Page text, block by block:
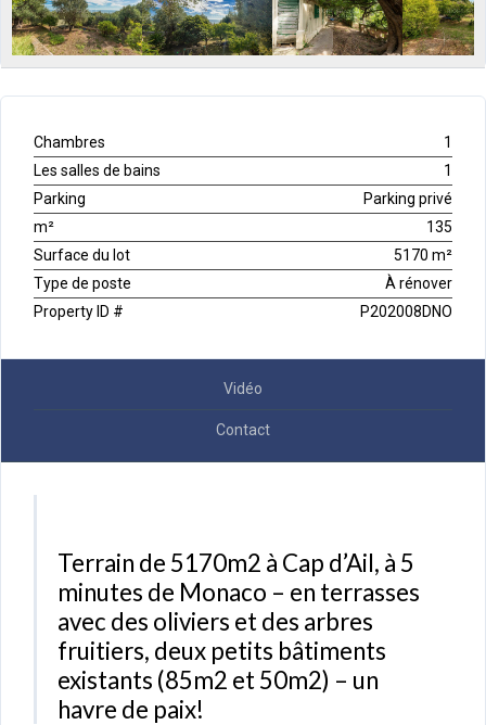
Chambres
1
Les salles de bains
1
Parking
Parking privé
m²
135
Surface du lot
5170 m²
Type de poste
À rénover
Property ID #
P202008DNO
Vidéo
Contact
Terrain de 5170m2 à Cap d’Ail, à 5
minutes de Monaco – en terrasses
avec des oliviers et des arbres
fruitiers, deux petits bâtiments
existants (85m2 et 50m2) – un
havre de paix!